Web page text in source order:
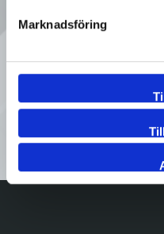
Marknadsföring
08 - 92
Tveka inte att
Sveflow, du är
Kontakta oss